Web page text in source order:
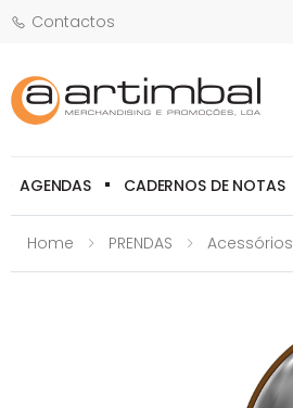
Contactos
AGENDAS CADERNOS DE NOTAS
Home PRENDAS Acessórios